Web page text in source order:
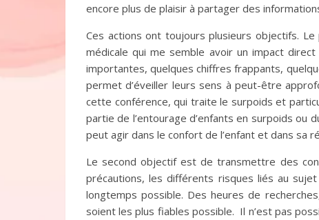
encore plus de plaisir à partager des
Ces actions ont toujours plusieurs objectifs.
médicale qui me semble avoir un impact
importantes, quelques chiffres frappants,
permet d’éveiller leurs sens à peut-être
cette conférence, qui traite le surpoids et
partie de l’entourage d’enfants en surpoids ou
peut agir dans le confort de l’enfant et dans sa
Le second objectif est de transmettre des
précautions, les différents risques liés au
longtemps possible. Des heures de
soient les plus fiables possible. Il n’est pas